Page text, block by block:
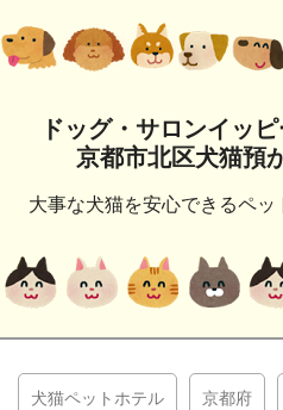
ドッグ・サロンイッ
京都市北区犬猫預
大事な犬猫を安心できるペッ
犬猫ペットホテル 京都府